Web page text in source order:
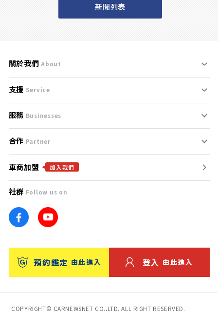
新聞列表
關於我們 About
刊登規範
服務條款
免責聲明
隱私權政策
團隊
車訊網
台灣優良中古車商大獎
支援 Service
支援中心
聯絡我們
服務 Businesses
什麼是Goo鑑定？
找好車
找好店
找海外車
消費者評價
保固
合作 Partner
合作夥伴
廣告合作
車商加盟 加入我們
社群 Follow us on
預約鑑定 由此進入 登入 由此進入
COPYRIGHT© CARNEWSNET CO.,LTD. ALL RIGHT RESERVED.